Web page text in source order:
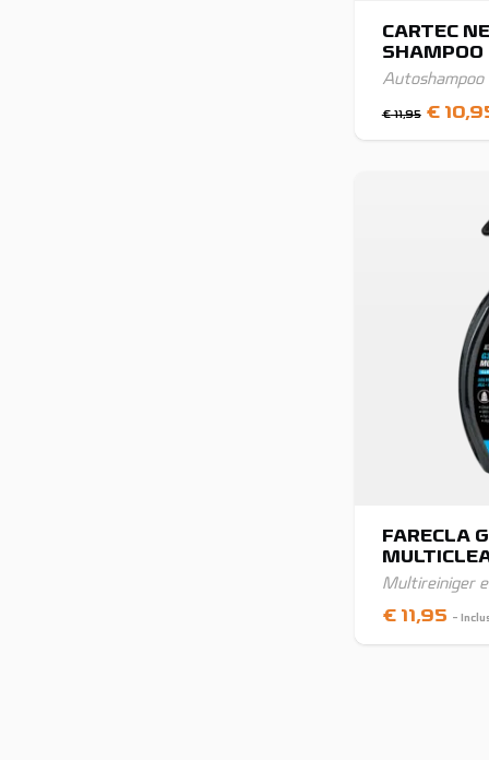
CARTEC
SHAMPOO
Autoshampoo
€11,95
prijs
€
FARECLA
Multireiniger
€11,95 -